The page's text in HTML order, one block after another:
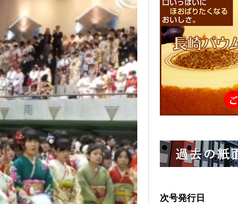
次号発行日